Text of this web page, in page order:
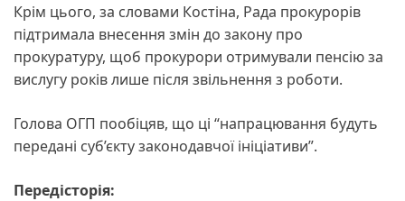
Крім цього, за словами Костіна, Рада прокурорів
підтримала внесення змін до закону про
прокуратуру, щоб прокурори отримували пенсію за
вислугу років лише після звільнення з роботи.
Голова ОГП пообіцяв, що ці “напрацювання будуть
передані суб’єкту законодавчої ініціативи”.
Передісторія: